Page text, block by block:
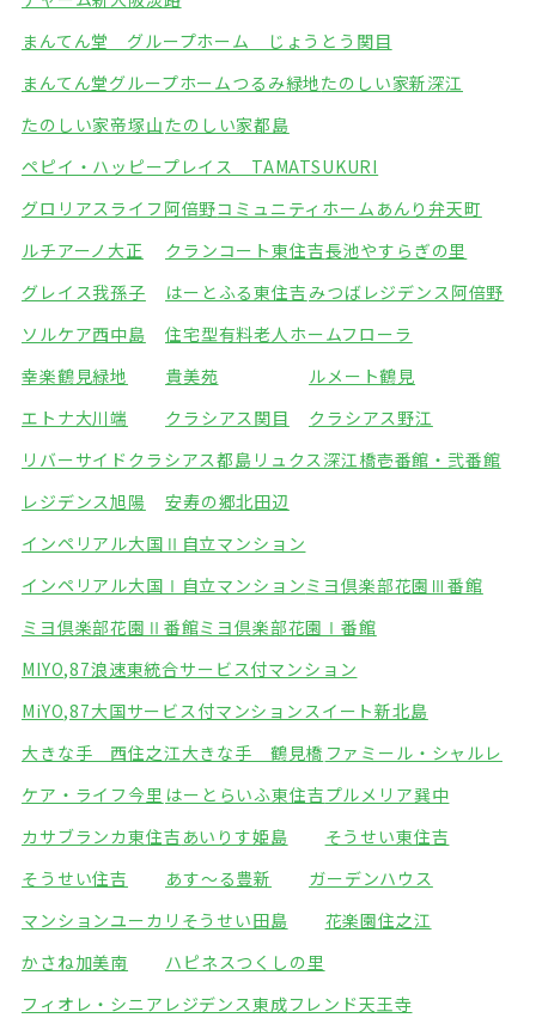
まんてん堂 グループホーム じょうとう関目
まんてん堂グループホームつるみ緑地たのしい家新深江
たのしい家帝塚山 たのしい家都島
ペピイ・ハッピープレイス TAMATSUKURI
グロリアスライフ阿倍野コミュニティホームあんり弁天町
ルチアーノ大正
クランコート東住吉長池やすらぎの里
グレイス我孫子
はーとふる東住吉 みつばレジデンス阿倍野
ソルケア西中島
住宅型有料老人ホームフローラ
幸楽鶴見緑地
貴美苑
ルメート鶴見
エトナ大川端
クラシアス関目
クラシアス野江
リバーサイドクラシアス都島 リュクス深江橋壱番館・弐番館
レジデンス旭陽
安寿の郷北田辺
インペリアル大国Ⅱ自立マンション
インペリアル大国Ⅰ自立マンションミヨ倶楽部花園Ⅲ番館
ミヨ倶楽部花園Ⅱ番館ミヨ倶楽部花園Ⅰ番館
MIYO,87浪速東統合サービス付マンション
MiYO,87大国サービス付マンションスイート新北島
大きな手 西住之江大きな手 鶴見橋 ファミール・シャルレ
ケア・ライフ今里 はーとらいふ東住吉プルメリア巽中
カサブランカ東住吉 あいりす姫島
そうせい東住吉
そうせい住吉
あす～る豊新
ガーデンハウス
マンションユーカリ そうせい田島
花楽園住之江
かさね加美南
ハピネスつくしの里
フィオレ・シニアレジデンス東成フレンド天王寺